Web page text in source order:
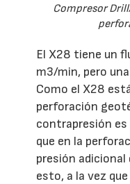
Compresor
El X28 tiene un
m3/min, pero
Como el X28
perforación
contrapresión
que en la
presión adicional
esto, a la vez